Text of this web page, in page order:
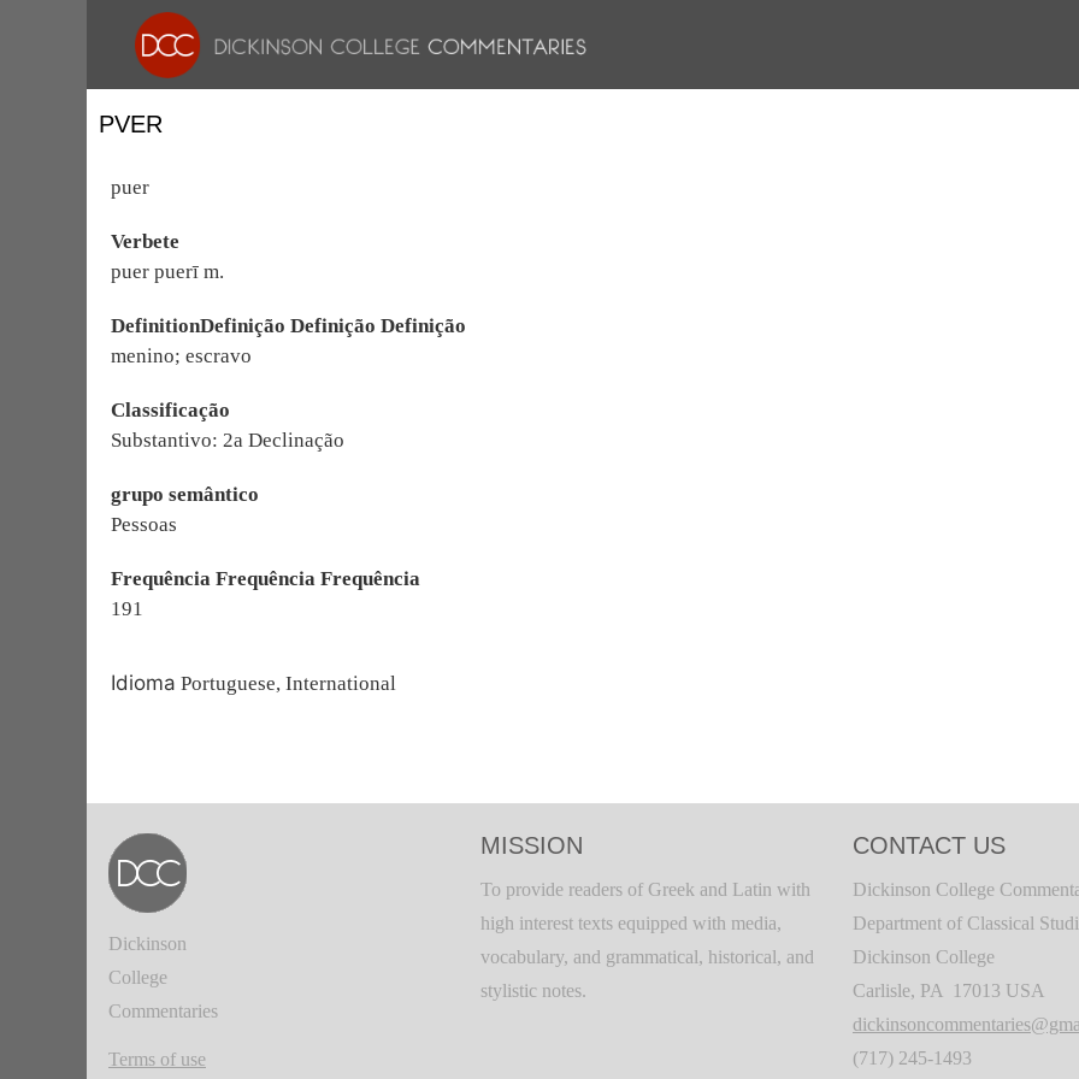
PVER
puer
Verbete
puer puerī m.
DefinitionDefinição Definição Definição
menino; escravo
Classificação
Substantivo: 2a Declinação
grupo semântico
Pessoas
Frequência Frequência Frequência
191
Idioma Portuguese, International
Dickinson
College
Commentaries
Terms of use
MISSION
To provide readers of Greek and Latin with
high interest texts equipped with media,
vocabulary, and grammatical, historical, and
stylistic notes.
CONTACT US
Dickinson College
Department of Classical
Dickinson College
Carlisle, PA 17013 USA
(717) 245-1493